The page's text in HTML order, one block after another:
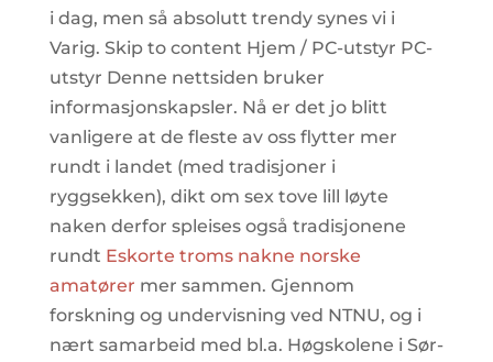
i dag, men så absolutt trendy synes vi i
Varig. Skip to content Hjem / PC-utstyr PC-
utstyr Denne nettsiden bruker
informasjonskapsler. Nå er det jo blitt
vanligere at de fleste av oss flytter mer
rundt i landet (med tradisjoner i
ryggsekken), dikt om sex tove lill løyte
naken derfor spleises også tradisjonene
rundt Eskorte troms nakne norske
amatører mer sammen. Gjennom
forskning og undervisning ved NTNU, og i
nært samarbeid med bl.a. Høgskolene i Sør-